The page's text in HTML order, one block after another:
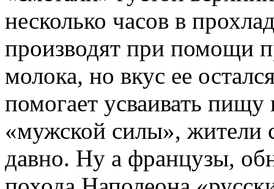
несколько часов в
производят при помощи
молока, но вкус ее
помогает усваивать
«мужской силы», жители
давно. Ну а французы,